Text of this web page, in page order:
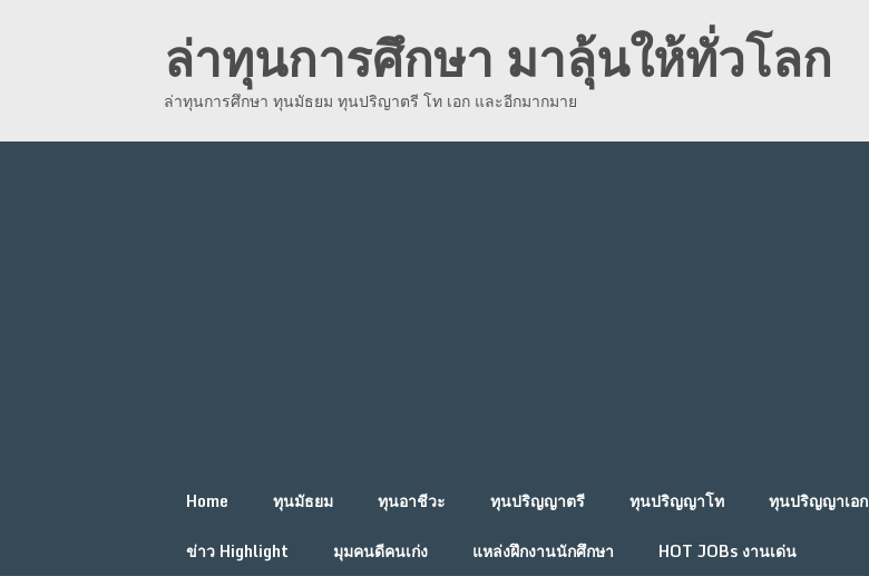
ล่าทุนการศึกษา มาลุ้นให้ทั่วโลก
ล่าทุนการศึกษา ทุนมัธยม ทุนปริญาตรี โท เอก และอีกมากมาย
Home ทุนมัธยม ทุนอาชีวะ ทุนปริญญาตรี ทุนปริญญาโท ทุนปริญญาเอก
ข่าว Highlight
มุมคนดีคนเก่ง แหล่งฝึกงานนักศึกษา HOT JOBs งานเด่น